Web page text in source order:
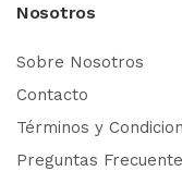
Nosotros
Sobre Nosotros
Contacto
Términos y
Preguntas